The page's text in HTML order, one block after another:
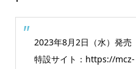
2023年8月2日（水）発売
特設サイト：https://mcz-